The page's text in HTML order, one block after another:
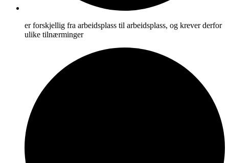
er forskjellig fra arbeidsplass til arbeidsplass, og krever derfor
ulike tilnærminger